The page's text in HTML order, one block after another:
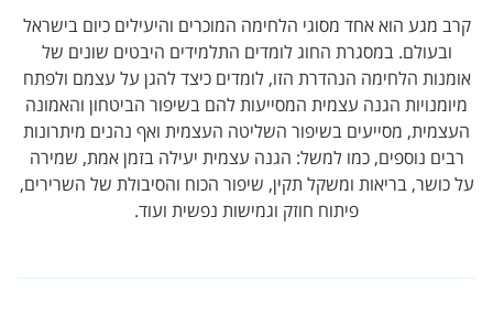
קרב מגע הוא אחד מסוגי הלחימה המוכרים והיעילים כיום בישראל
ובעולם. במסגרת החוג לומדים התלמידים היבטים שונים של
אומנות הלחימה הנהדרת הזו, לומדים כיצד להגן על עצמם ולפתח
מיומנויות הגנה עצמית המסייעות להם בשיפור הביטחון והאמונה
העצמית, מסייעים בשיפור השליטה העצמית ואף נהנים מיתרונות
רבים נוספים, כמו למשל: הגנה עצמית יעילה בזמן אמת, שמירה
על כושר, בריאות ומשקל תקין, שיפור הכוח והסיבולת של השרירים,
פיתוח חוזק וגמישות נפשית ועוד.